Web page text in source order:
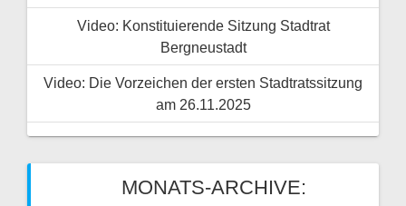
Video: Konstituierende Sitzung Stadtrat
Bergneustadt
Video: Die Vorzeichen der ersten Stadtratssitzung
am 26.11.2025
MONATS-ARCHIVE: